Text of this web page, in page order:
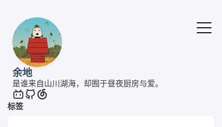
余地
是谁来自山川湖海，却囿于昼夜厨房与爱。
标签